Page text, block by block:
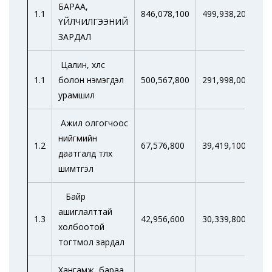
1.1
БАРАА,
ҮЙЛЧИЛГЭЭНИЙ
ЗАРДАЛ
846,078,100 499,938,200
1.1
Цалин, хөлс
болон нэмэгдэл
урамшил
500,567,800 291,998,000
1.2
Ажил олгогчоос
нийгмийн
даатгалд төлөх
шимтгэл
67,576,800 39,419,100
1.3
Байр
ашиглалттай
холбоотой
тогтмол зардал
42,956,600 30,339,800